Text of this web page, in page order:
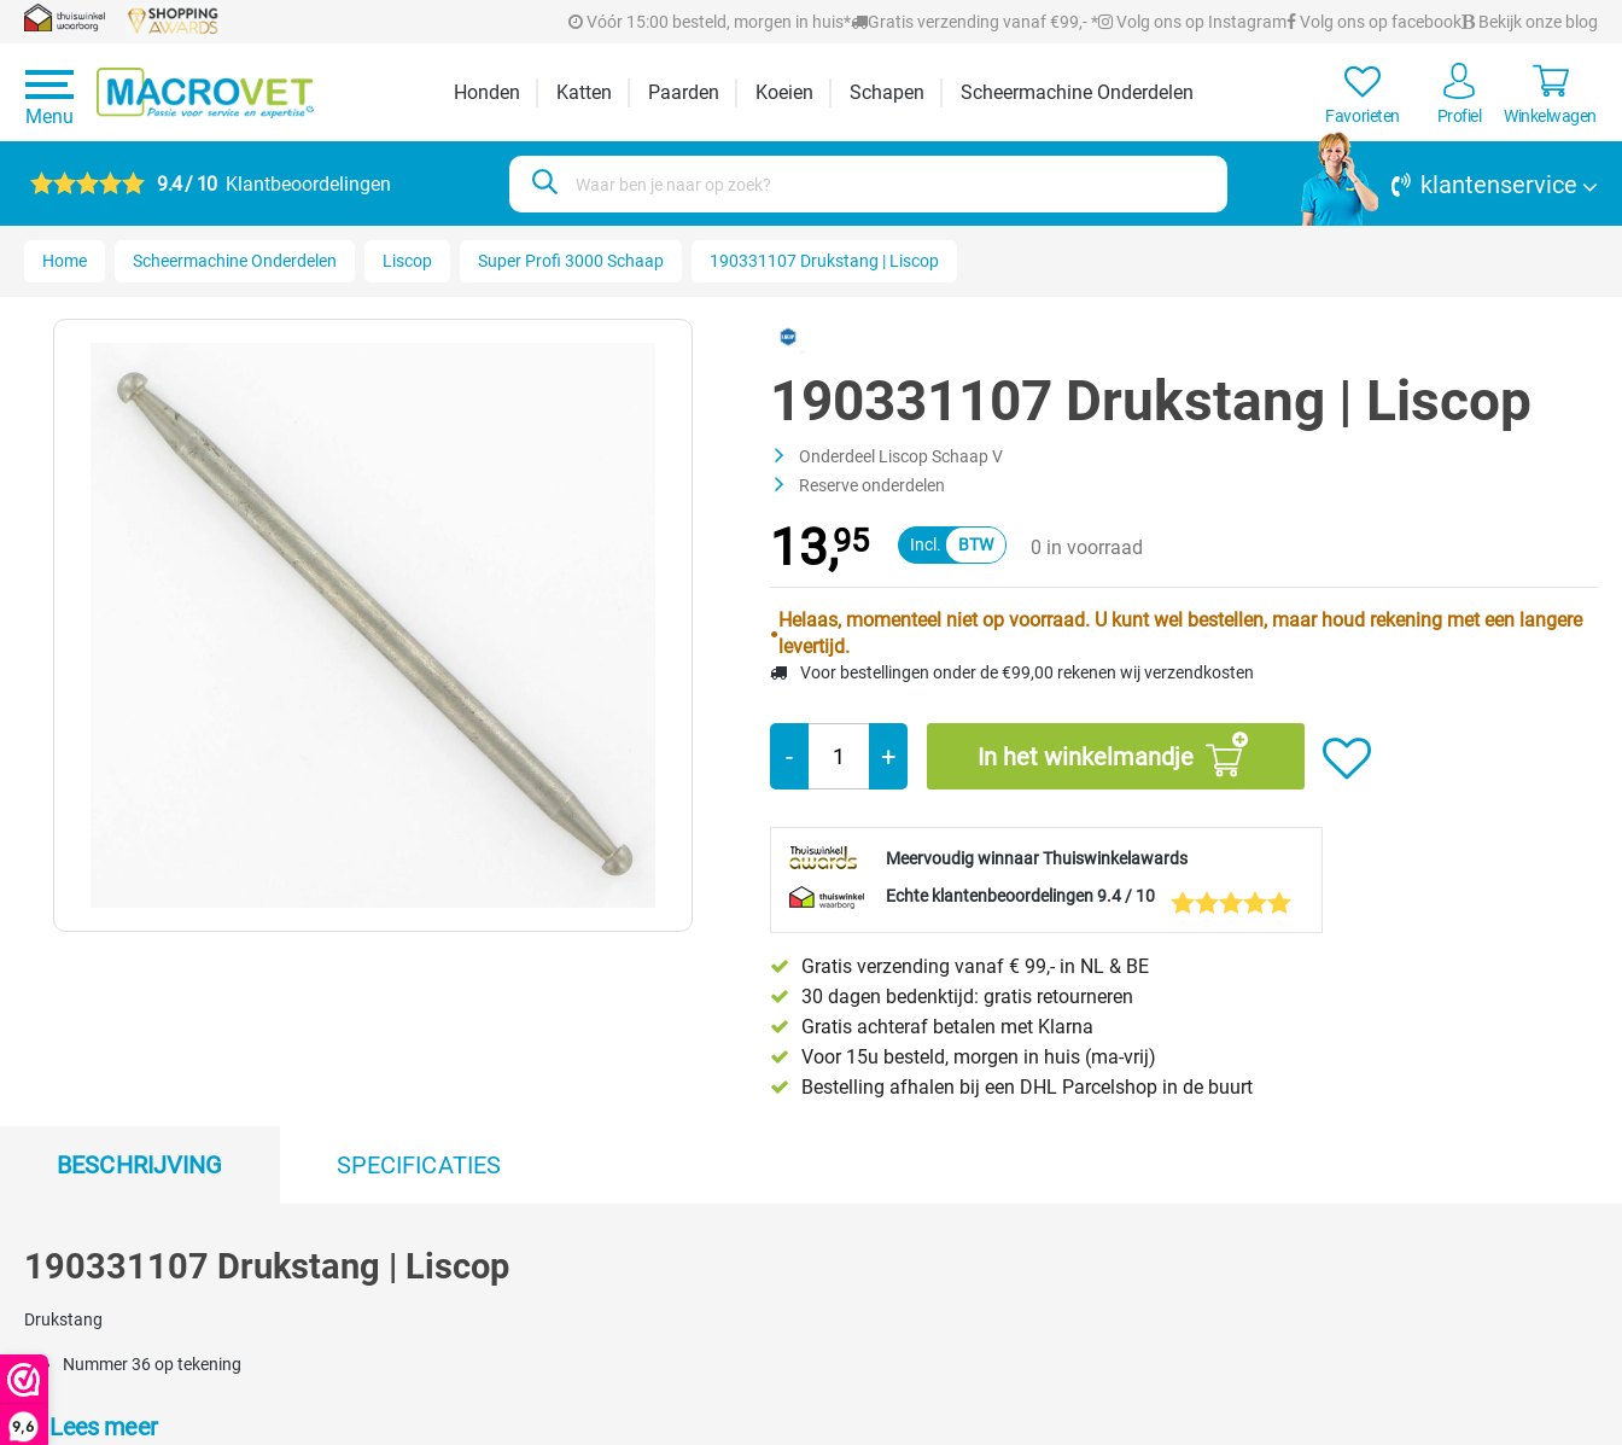
9,6
Vóór 15:00 besteld, morgen in huis* Gratis verzending vanaf €99,- * Volg ons op Instagram Volg ons op facebook Bekijk onze blog
Menu
Honden Katten Paarden Koeien Schapen Scheermachine Onderdelen
Favorieten Profiel Winkelwagen
9.4 / 10 Klantbeoordelingen klantenservice
Home Scheermachine Onderdelen Liscop Super Profi 3000 Schaap 190331107 Drukstang | Liscop
190331107 Drukstang | Liscop
Onderdeel Liscop Schaap V
Reserve onderdelen
13,95 0 in voorraad
Helaas, momenteel niet op voorraad. U kunt wel bestellen, maar houd rekening met een langere
levertijd.
Voor bestellingen onder de €99,00 rekenen wij verzendkosten
- + In het winkelmandje
Meervoudig winnaar Thuiswinkelawards
Echte klantenbeoordelingen 9.4 / 10
Gratis verzending vanaf € 99,- in NL & BE
30 dagen bedenktijd: gratis retourneren
Gratis achteraf betalen met Klarna
Voor 15u besteld, morgen in huis (ma-vrij)
Bestelling afhalen bij een DHL Parcelshop in de buurt
BESCHRIJVING SPECIFICATIES
190331107 Drukstang | Liscop
Drukstang
Nummer 36 op tekening
Lees meer